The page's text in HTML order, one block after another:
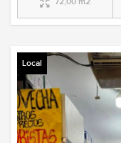
Local